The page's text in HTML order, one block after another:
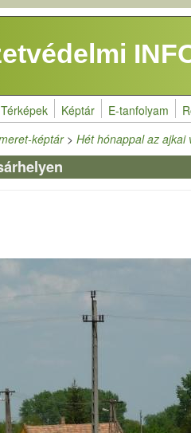
Térképek Képtár E-tanfolyam
képtár>Hét hónappal az ajkai